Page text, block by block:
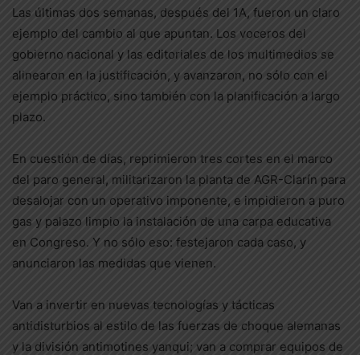
Las últimas dos semanas, después del 1A, fueron un claro
ejemplo del cambio al que apuntan. Los voceros del
gobierno nacional y las editoriales de los multimedios se
alinearon en la justificación, y avanzaron, no sólo con el
ejemplo práctico, sino también con la planificación a largo
plazo.
En cuestión de días, reprimieron tres cortes en el marco
del paro general, militarizaron la planta de AGR-Clarín para
desalojar con un operativo imponente, e impidieron a puro
gas y palazo limpio la instalación de una carpa educativa
en Congreso. Y no sólo eso: festejaron cada caso, y
anunciaron las medidas que vienen.
Van a invertir en nuevas tecnologías y tácticas
antidisturbios al estilo de las fuerzas de choque alemanas
y la división antimotines yanqui; van a comprar equipos de